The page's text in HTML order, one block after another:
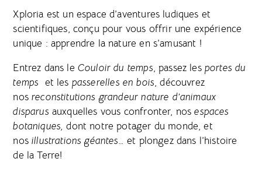
Xploria est un espace d’aventures ludiques et
scientifiques, conçu pour vous offrir une expérience
unique : apprendre la nature en s’amusant !
Entrez dans le Couloir du temps, passez les portes du
temps et les passerelles en bois, découvrez
nosreconstitutions grandeur nature d’animaux
disparus auxquelles vous confronter, nosespaces
botaniques,dont notre potager du monde, et
nosillustrations géantes…et plongez dans l’histoire
de la Terre!